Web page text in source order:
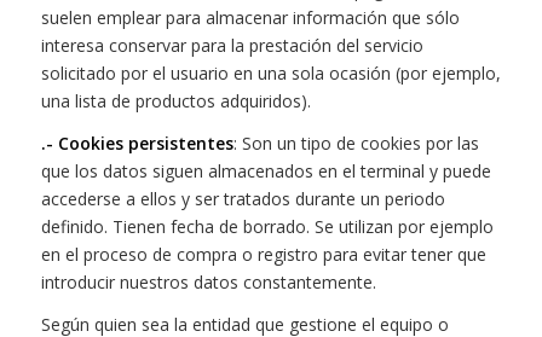
suelen emplear para almacenar información que sólo
interesa conservar para la prestación del servicio
solicitado por el usuario en una sola ocasión (por ejemplo,
una lista de productos adquiridos).
.- Cookies persistentes: Son un tipo de cookies por las
que los datos siguen almacenados en el terminal y puede
accederse a ellos y ser tratados durante un periodo
definido. Tienen fecha de borrado. Se utilizan por ejemplo
en el proceso de compra o registro para evitar tener que
introducir nuestros datos constantemente.
Según quien sea la entidad que gestione el equipo o